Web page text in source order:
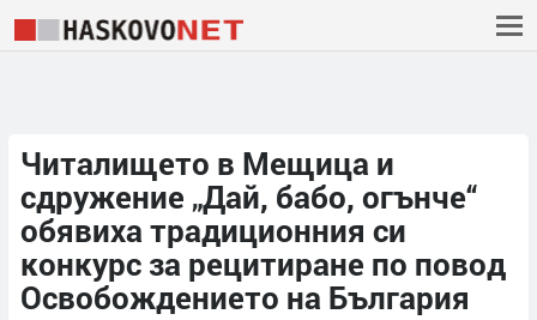
Читалището в Мещица и
сдружение „Дай, бабо, огънче“
обявиха традиционния си
конкурс за рецитиране по повод
Освобождението на България